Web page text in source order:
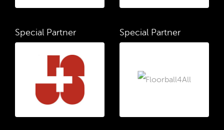
Special Partner Special Partner